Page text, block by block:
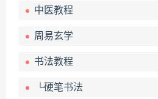
中医教程
周易玄学
书法教程
└硬笔书法